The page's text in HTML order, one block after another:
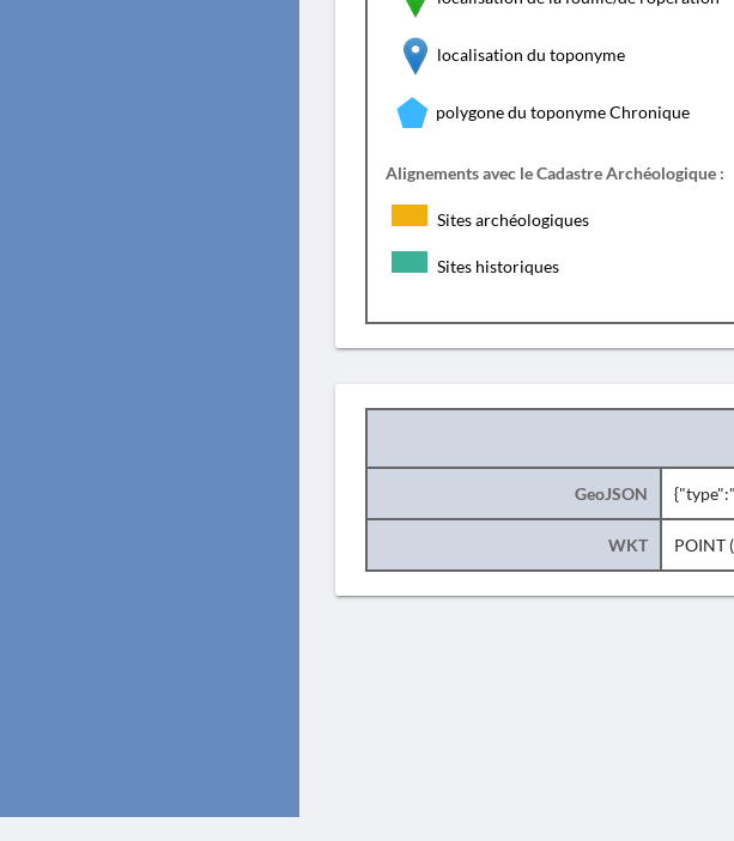
localisation du toponyme
polygone du toponyme Chronique
Alignements avec le Cadastre Archéologique :
Sites archéologiques
Sites historiques
GeoJSON
WKT POINT